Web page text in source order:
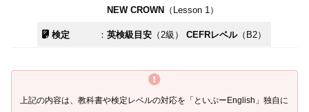
NEW CROWN （Lesson 1）
検定 ：英検級目安 （2級）CEFRレベル（B2）
上記の内容は、教科書や検定レベルの対応を「といぷーEnglish」独自に